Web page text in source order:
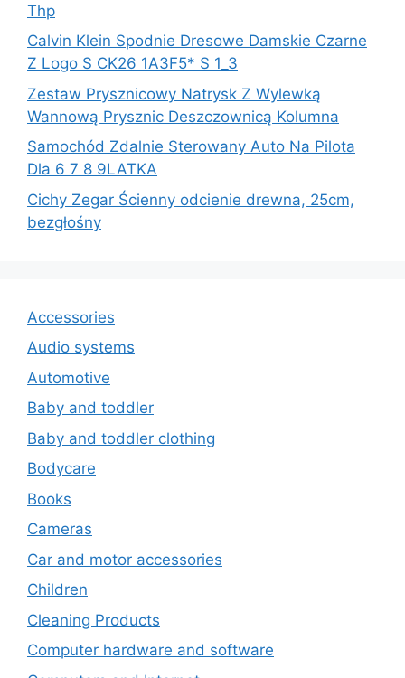
Thp
Calvin Klein Spodnie Dresowe Damskie Czarne
Z Logo S CK26 1A3F5* S 1_3
Zestaw Prysznicowy Natrysk Z Wylewką
Wannową Prysznic Deszczownicą Kolumna
Samochód Zdalnie Sterowany Auto Na Pilota
Dla 6 7 8 9LATKA
Cichy Zegar Ścienny odcienie drewna, 25cm,
bezgłośny
Accessories
Audio systems
Automotive
Baby and toddler
Baby and toddler clothing
Bodycare
Books
Cameras
Car and motor accessories
Children
Cleaning Products
Computer hardware and software